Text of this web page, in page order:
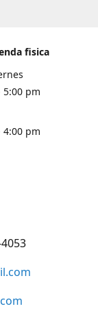
fisica
5:00 pm
4:00 pm